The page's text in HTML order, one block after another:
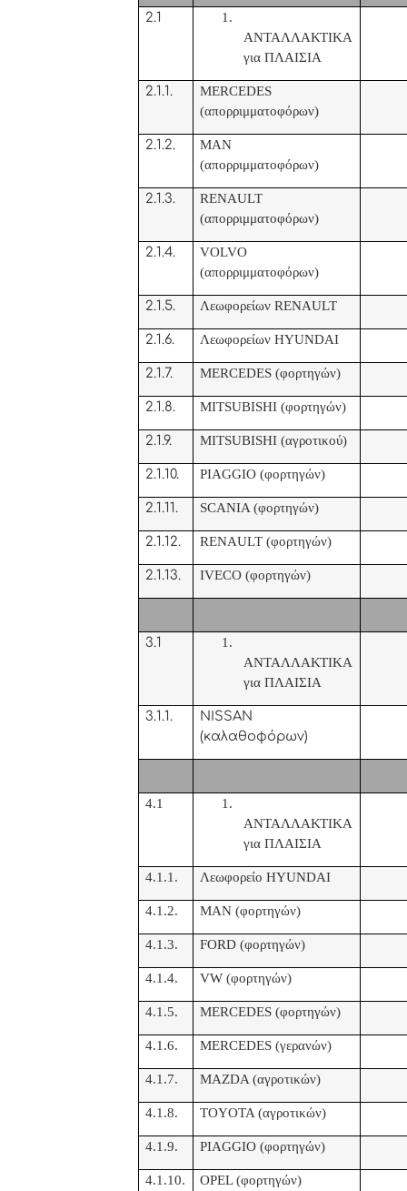
2.1
1.
ΑΝΤΑΛΛΑΚΤΙΚΑ
για ΠΛΑΙΣΙΑ
2.1.1.
MERCEDES
(απορριμματοφόρων)
2.1.2.
MAN
(απορριμματοφόρων)
2.1.3.
RENAULT
(απορριμματοφόρων)
2.1.4.
VOLVO
(απορριμματοφόρων)
2.1.5. Λεωφορείων RENAULT
2.1.6. Λεωφορείων HYUNDAI
2.1.7. MERCEDES (φορτηγών)
2.1.8. MITSUBISHI (φορτηγών)
2.1.9. MITSUBISHI (αγροτικού)
2.1.10. PIAGGIO (φορτηγών)
2.1.11. SCANIA (φορτηγών)
2.1.12. RENAULT (φορτηγών)
2.1.13. IVECO (φορτηγών)
3.1
1.
ΑΝΤΑΛΛΑΚΤΙΚΑ
για ΠΛΑΙΣΙΑ
3.1.1.
NISSAN
(καλαθοφόρων)
4.1
1.
ΑΝΤΑΛΛΑΚΤΙΚΑ
για ΠΛΑΙΣΙΑ
4.1.1. Λεωφορείο HYUNDAI
4.1.2. MAN (φορτηγών)
4.1.3. FORD(φορτηγών)
4.1.4. VW (φορτηγών)
4.1.5. MERCEDES (φορτηγών)
4.1.6. MERCEDES(γερανών)
4.1.7. MAZDA (αγροτικών)
4.1.8. TOYOTA (αγροτικών)
4.1.9. PIAGGIO (φορτηγών)
4.1.10. OPEL(φορτηγών)